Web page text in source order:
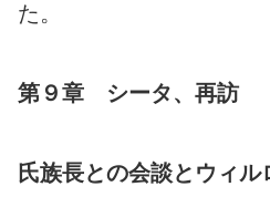
た。
第９章 シータ、再訪
氏族長との会談とウィル